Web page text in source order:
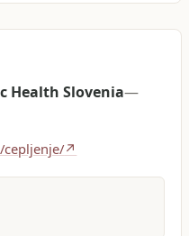
Health Slovenia—
cepljenje/↗